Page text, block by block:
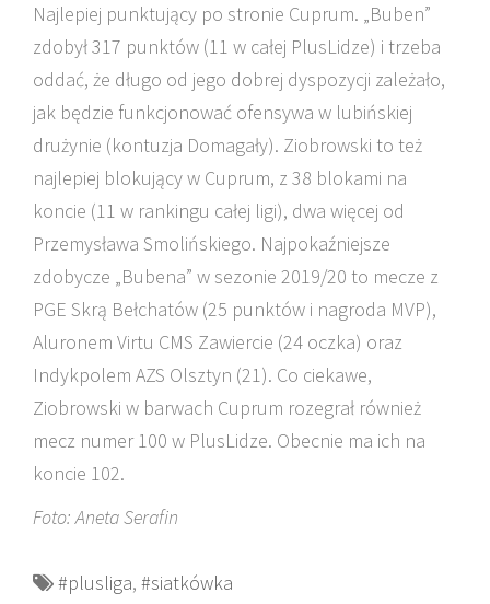
Najlepiej punktujący po stronie Cuprum. „Buben”
zdobył 317 punktów (11 w całej PlusLidze) i trzeba
oddać, że długo od jego dobrej dyspozycji zależało,
jak będzie funkcjonować ofensywa w lubińskiej
drużynie (kontuzja Domagały). Ziobrowski to też
najlepiej blokujący w Cuprum, z 38 blokami na
koncie (11 w rankingu całej ligi), dwa więcej od
Przemysława Smolińskiego. Najpokaźniejsze
zdobycze „Bubena” w sezonie 2019/20 to mecze z
PGE Skrą Bełchatów (25 punktów i nagroda MVP),
Aluronem Virtu CMS Zawiercie (24 oczka) oraz
Indykpolem AZS Olsztyn (21). Co ciekawe,
Ziobrowski w barwach Cuprum rozegrał również
mecz numer 100 w PlusLidze. Obecnie ma ich na
koncie 102.
Foto: Aneta Serafin
#plusliga, #siatkówka